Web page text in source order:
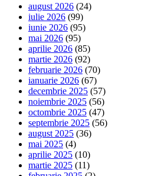
august 2026 (24)
iulie 2026 (99)
iunie 2026 (95)
mai 2026 (95)
aprilie 2026 (85)
martie 2026 (92)
februarie 2026 (70)
ianuarie 2026 (67)
decembrie 2025 (57)
noiembrie 2025 (56)
octombrie 2025 (47)
septembrie 2025 (56)
august 2025 (36)
mai 2025 (4)
aprilie 2025 (10)
martie 2025 (11)